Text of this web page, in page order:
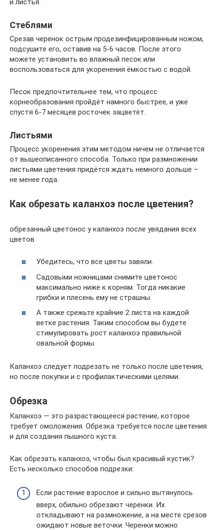
Стеблями
Срезав черенок острым продезинфицированным ножом,
подсушите его, оставив на 5-6 часов. После этого
можете установить во влажный песок или
воспользоваться для укоренения ёмкостью с водой.
Песок предпочтительнее тем, что процесс
корнеобразования пройдёт намного быстрее, и уже
спустя 6-7 месяцев росточек зацветёт.
Листьями
Процесс укоренения этим методом ничем не отличается
от вышеописанного способа. Только при размножении
листьями цветения придётся ждать немного дольше –
не менее года.
Как обрезать каланхоэ после цветения?
обрезанный цветонос у каланхоэ после увядания всех
цветов
Убедитесь, что все цветы завяли.
Садовыми ножницами снимите цветонос
максимально ниже к корням. Тогда никакие
грибки и плесень ему не страшны.
А также срежьте крайние 2 листа на каждой
ветке растения. Таким способом вы будете
стимулировать рост каланхоэ правильной
овальной формы.
Каланхоэ следует подрезать не только после цветения,
но после покупки и с профилактическими целями.
Обрезка
Каланхоэ — это разрастающееся растение, которое
требует омоложения. Обрезка требуется после цветения
и для создания пышного куста.
Как обрезать каланхоэ, чтобы был красивый кустик?
Есть несколько способов подрезки:
Если растение взрослое и сильно вытянулось
вверх, обильно обрезают черенки. Их
откладывают на размножение, а на месте срезов
ожидают новые веточки. Черенки можно